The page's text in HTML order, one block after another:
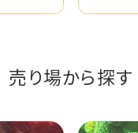
売り場から探す